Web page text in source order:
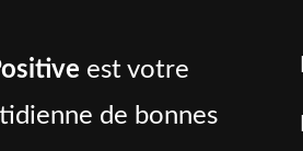
est votre
de bonnes